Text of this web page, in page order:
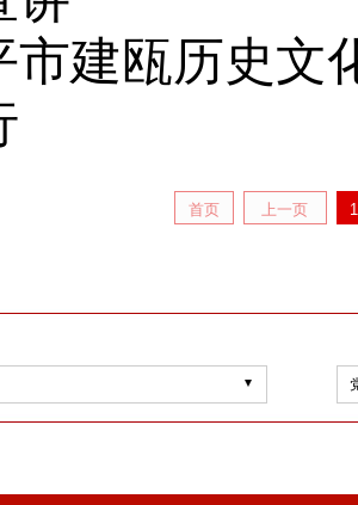
市建瓯历史
首页 上一页 1